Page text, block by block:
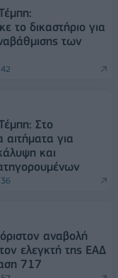
το δικαστήριο για
των
Στο
αιτήματα για
και
αναβολή
ελεγκτή της ΕΑΔ
717